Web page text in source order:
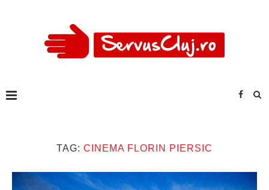
TAG: CINEMA FLORIN PIERSIC